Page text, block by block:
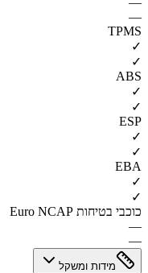
—
TPMS
✓
✓
ABS
✓
✓
ESP
✓
✓
EBA
✓
✓
כוכבי בטיחות Euro NCAP
—
—
מידות ומשקל